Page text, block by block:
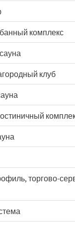
комплекс
клуб
торгово-